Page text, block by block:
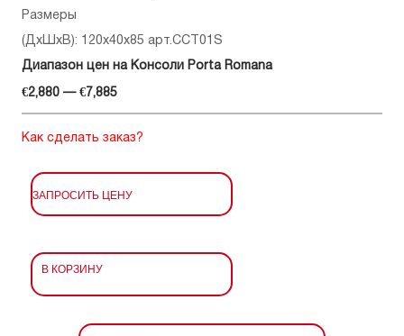
Размеры
(ДхШхВ): 120x40x85 арт.CCT01S
Диапазон цен на Консоли Porta Romana
€2,880 — €7,885
Как сделать заказ?
ЗАПРОСИТЬ ЦЕНУ
В КОРЗИНУ